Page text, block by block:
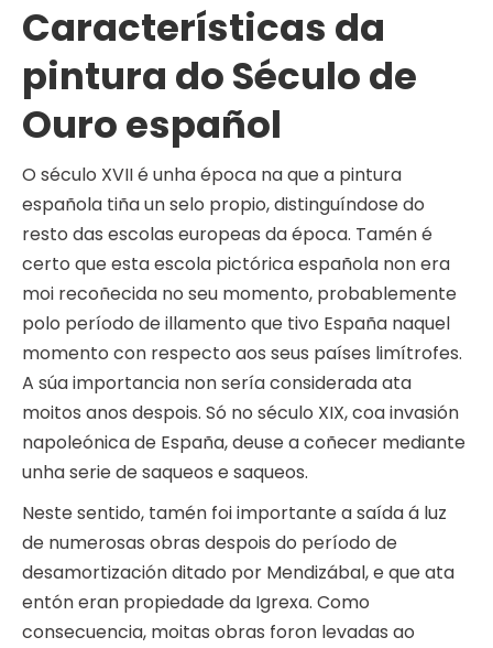
Características da
pintura do Século de
Ouro español
O século XVII é unha época na que a pintura
española tiña un selo propio, distinguíndose do
resto das escolas europeas da época. Tamén é
certo que esta escola pictórica española non era
moi recoñecida no seu momento, probablemente
polo período de illamento que tivo España naquel
momento con respecto aos seus países limítrofes.
A súa importancia non sería considerada ata
moitos anos despois. Só no século XIX, coa invasión
napoleónica de España, deuse a coñecer mediante
unha serie de saqueos e saqueos.
Neste sentido, tamén foi importante a saída á luz
de numerosas obras despois do período de
desamortización ditado por Mendizábal, e que ata
entón eran propiedade da Igrexa. Como
consecuencia, moitas obras foron levadas ao